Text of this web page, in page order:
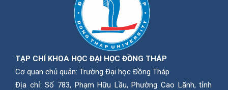
TẠP CHÍ KHOA HỌC ĐẠI HỌC ĐỒNG THÁP
Cơ quan chủ quản: Trường Đại học Đồng Tháp
Địa chỉ: Số 783, Phạm Hữu Lầu, Phường Cao Lãnh, tỉnh